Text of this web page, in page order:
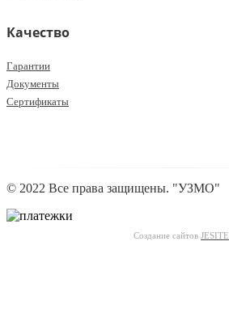
Качество
Гарантии
Документы
Сертификаты
© 2022 Все права защищены. "УЗМО"
Создание сайтов JESITE